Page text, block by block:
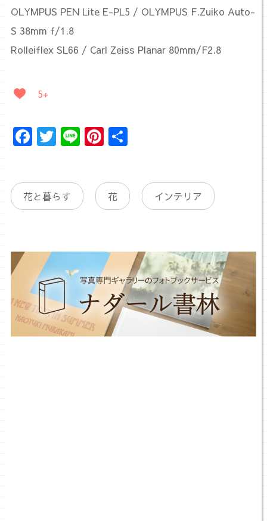
OLYMPUS PEN Lite E-PL5 / OLYMPUS F.Zuiko Auto-
S 38mm f/1.8
Rolleiflex SL66 / Carl Zeiss Planar 80mm/F2.8
5+
Facebook
Twitter
LinePinterest
共
有
花と暮らす 花 インテリア